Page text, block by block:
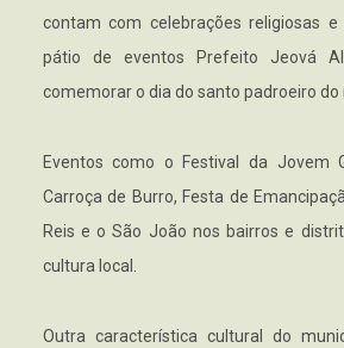
contam com celebrações religiosas
pátio de eventos Prefeito Jeová
comemorar o dia do santo padroeiro do
Eventos como o Festival da Jovem
Carroça de Burro, Festa de
Reis e o São João nos bairros e
cultura local.
Outra característica cultural do